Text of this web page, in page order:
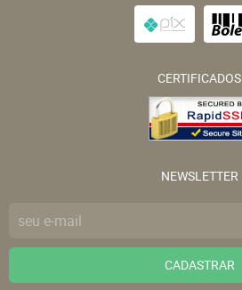
CERTIFICADOS
NEWSLETTER
CADASTRAR